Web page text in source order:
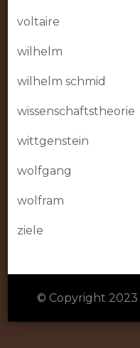
voltaire
wilhelm
wilhelm schmid
wissenschaftstheorie
wittgenstein
wolfgang
wolfram
ziele
© Copyright 2023